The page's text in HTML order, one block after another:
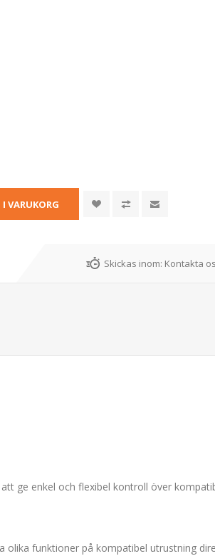
Skickas inom: Kontakta
ge enkel och flexibel kontroll över
olika funktioner på kompatibel utrustning